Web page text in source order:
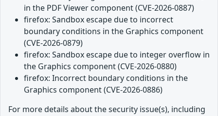
in the PDF Viewer component (CVE-2026-0887)
firefox: Sandbox escape due to incorrect
boundary conditions in the Graphics component
(CVE-2026-0879)
firefox: Sandbox escape due to integer overflow in
the Graphics component (CVE-2026-0880)
firefox: Incorrect boundary conditions in the
Graphics component (CVE-2026-0886)
For more details about the security issue(s), including